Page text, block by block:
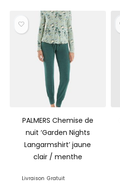
PALMERS Chemise de
nuit ‘Garden Nights
Langarmshirt’ jaune
clair / menthe
Livraison Gratuit